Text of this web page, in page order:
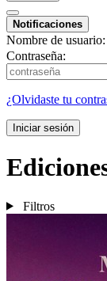
Notificaciones
Nombre de usuario:
Contraseña:
¿Olvidaste tu
Iniciar sesión
Filtros